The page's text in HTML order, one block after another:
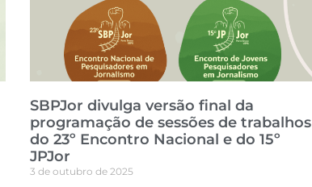
SBPJor divulga versão final da
programação de sessões de trabalhos
do 23º Encontro Nacional e do 15º
JPJor
3 de outubro de 2025